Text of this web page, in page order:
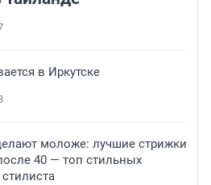
в Иркутске
моложе: лучшие стрижки
40 — топ стильных